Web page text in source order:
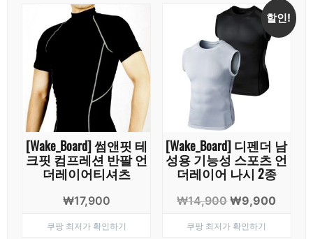
[Wake_Board] 썸앤핏 테
크핏 컴프레션 반팔 언
더레이어티셔츠
₩17,900
쿠팡 최저가 확인하기
할인!
[Wake_Board] 디펜더 남
성용 기능성 스포츠 언
더레이어 나시 2종
₩14,900 원
가
₩9,900
쿠팡 최저가 확인하기